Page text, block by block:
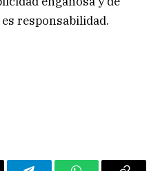
responsabilidad.